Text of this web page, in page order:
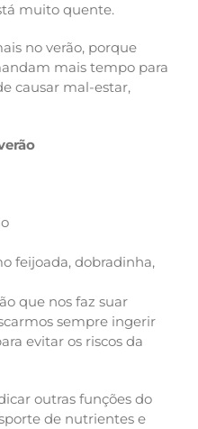
muito quente.
no verão, porque
mais tempo para
causar mal-estar,
feijoada, dobradinha,
que nos faz suar
sempre ingerir
evitar os riscos da
outras funções do
de nutrientes e